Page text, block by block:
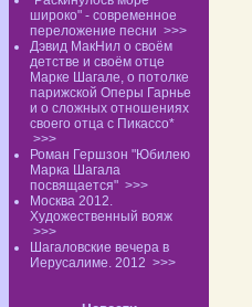
широко" - современное
переложение песни >>>
Дэвид МакНил о своём
детстве и своём отце
Марке Шагале, о потолке
парижской Оперы Гарнье
и о сложных отношениях
своего отца с Пикассо*
>>>
Роман Гершзон "Юбилею
Марка Шагала
посвящается" >>>
Москва 2012.
Художественный вояж
>>>
Шагаловские вечера в
Иерусалиме. 2012 >>>